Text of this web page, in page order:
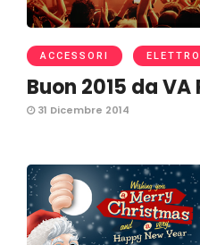
ACCESSORI
Buon 2015 da VA
31 Dicembre 2014